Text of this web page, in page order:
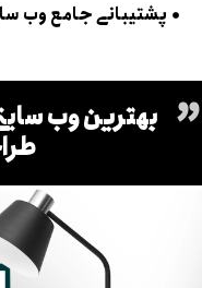
پشتیبانی جامع وب
بهترین وب